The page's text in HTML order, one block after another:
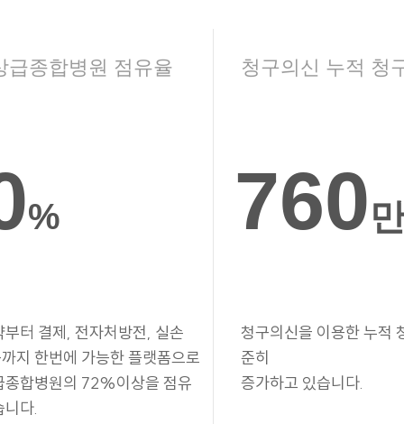
급종합병원 점유율
%
부터 결제, 전자처방전, 실손
지 한번에 가능한 플랫폼으로
종합병원의 72%이상을 점유
니다.
청구의신 누적 청
760
청구의신을 이용한 누적
준히
증가하고 있습니다.